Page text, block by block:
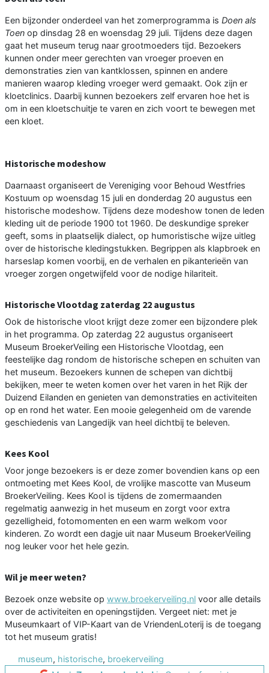
Een bijzonder onderdeel van het zomerprogramma is Doen als
Toen op dinsdag 28 en woensdag 29 juli. Tijdens deze dagen
gaat het museum terug naar grootmoeders tijd. Bezoekers
kunnen onder meer gerechten van vroeger proeven en
demonstraties zien van kantklossen, spinnen en andere
manieren waarop kleding vroeger werd gemaakt. Ook zijn er
kloetclinics. Daarbij kunnen bezoekers zelf ervaren hoe het is
om in een kloetschuitje te varen en zich voort te bewegen met
een kloet.
Historische modeshow
Daarnaast organiseert de Vereniging voor Behoud Westfries
Kostuum op woensdag 15 juli en donderdag 20 augustus een
historische modeshow. Tijdens deze modeshow tonen de leden
kleding uit de periode 1900 tot 1960. De deskundige spreker
geeft, soms in plaatselijk dialect, op humoristische wijze uitleg
over de historische kledingstukken. Begrippen als klapbroek en
harseslap komen voorbij, en de verhalen en pikanterieën van
vroeger zorgen ongetwijfeld voor de nodige hilariteit.
Historische Vlootdag zaterdag 22 augustus
Ook de historische vloot krijgt deze zomer een bijzondere plek
in het programma. Op zaterdag 22 augustus organiseert
Museum BroekerVeiling een Historische Vlootdag, een
feestelijke dag rondom de historische schepen en schuiten van
het museum. Bezoekers kunnen de schepen van dichtbij
bekijken, meer te weten komen over het varen in het Rijk der
Duizend Eilanden en genieten van demonstraties en activiteiten
op en rond het water. Een mooie gelegenheid om de varende
geschiedenis van Langedijk van heel dichtbij te beleven.
Kees Kool
Voor jonge bezoekers is er deze zomer bovendien kans op een
ontmoeting met Kees Kool, de vrolijke mascotte van Museum
BroekerVeiling. Kees Kool is tijdens de zomermaanden
regelmatig aanwezig in het museum en zorgt voor extra
gezelligheid, fotomomenten en een warm welkom voor
kinderen. Zo wordt een dagje uit naar Museum BroekerVeiling
nog leuker voor het hele gezin.
Wil je meer weten?
Bezoek onze website op www.broekerveiling.nl voor alle details
over de activiteiten en openingstijden. Vergeet niet: met je
Museumkaart of VIP-Kaart van de VriendenLoterij is de toegang
tot het museum gratis!
museum, historische, broekerveiling